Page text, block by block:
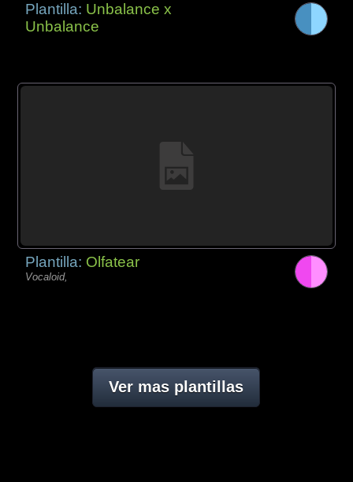
Plantilla: Unbalance x
Unbalance
Plantilla: Olfatear
Vocaloid,
Ver mas plantillas